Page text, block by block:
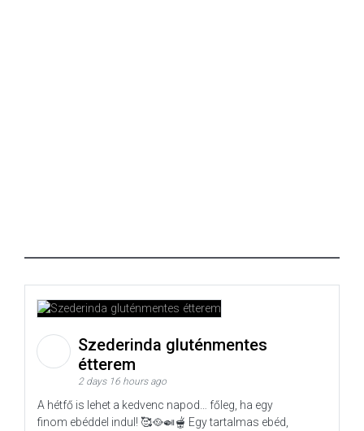
Szederinda gluténmentes
étterem
2 days 16 hours ago
A hétfő is lehet a kedvenc napod… főleg, ha egy
finom ebéddel indul! 🥰🥘🍛🫕 Egy tartalmas ebéd,